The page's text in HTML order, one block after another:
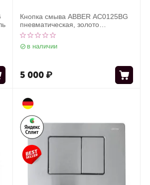
Кнопка смыва ABBER AC0125BG
пневматическая, золото
брашированное
в наличии
5 000₽